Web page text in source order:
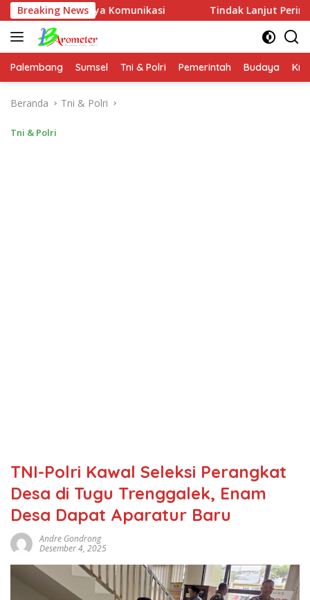
Langsung
ke
konten
Breaking News
Komunikasi Tindak Lanjut Perintah Kapolres
Palembang Sumsel Tni & Polri Pemerintah Budaya
Beranda Tni & Polri
Tni & Polri
TNI-Polri Kawal Seleksi Perangkat
Desa di Tugu Trenggalek, Enam
Desa Dapat Aparatur Baru
Andre Gondrong
Desember 4, 2025